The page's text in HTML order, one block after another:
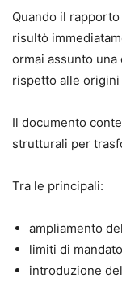
Quando il
risultò
ormai assunto
rispetto alle origini
Il documento
strutturali per
Tra le principali:
ampliamento
limiti di
introduzione